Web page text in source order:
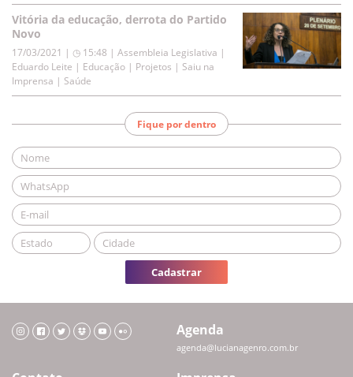
Vitória da educação, derrota do Partido
Novo
17/03/2021 | ◷ 15:48 | Assembleia Legislativa |
Eduardo Leite | Educação | Projetos | Saiu na
Imprensa | Saúde
Fique por dentro
Cadastrar
Agenda
agenda@lucianagenro.com.br